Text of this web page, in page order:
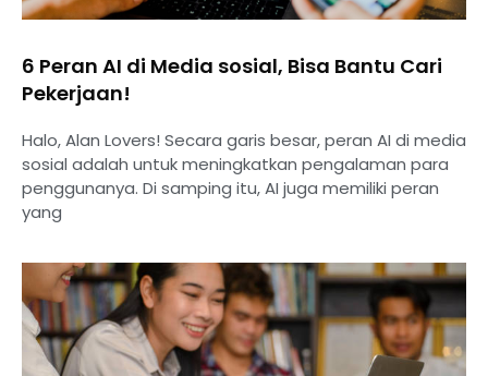
6 Peran AI di Media sosial, Bisa Bantu Cari
Pekerjaan!
Halo, Alan Lovers! Secara garis besar, peran AI di media
sosial adalah untuk meningkatkan pengalaman para
penggunanya. Di samping itu, AI juga memiliki peran
yang